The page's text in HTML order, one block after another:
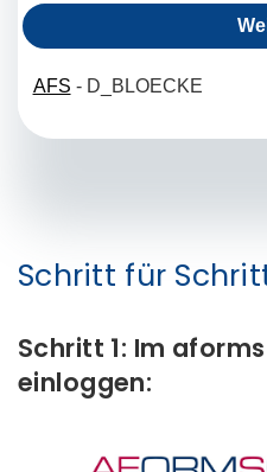
Schritt für
Schritt 1: Im
einloggen: